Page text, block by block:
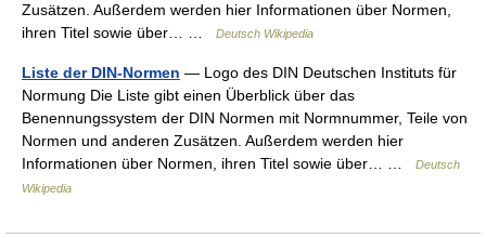
Zusätzen. Außerdem werden hier Informationen über Normen,
ihren Titel sowie über… …
Deutsch Wikipedia
Liste der DIN-Normen — Logo des DIN Deutschen Instituts für
Normung Die Liste gibt einen Überblick über das
Benennungssystem der DIN Normen mit Normnummer, Teile von
Normen und anderen Zusätzen. Außerdem werden hier
Informationen über Normen, ihren Titel sowie über… …
Deutsch
Wikipedia